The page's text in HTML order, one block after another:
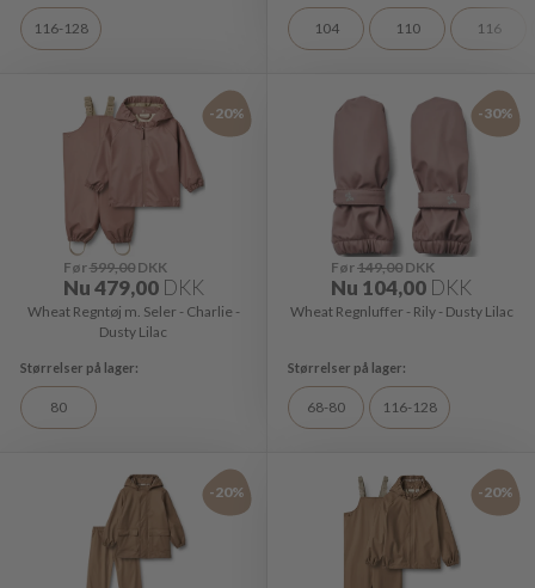
116-128 104 110 116
-20%
Før599,00DKK
Nu479,00 DKK
Wheat Regntøj m. Seler - Charlie -
Dusty Lilac
80
-30%
Før149,00 DKK
Nu 104,00 DKK
Wheat Regnluffer - Rily - Dusty Lilac
68-80 116-128
-20% -20%